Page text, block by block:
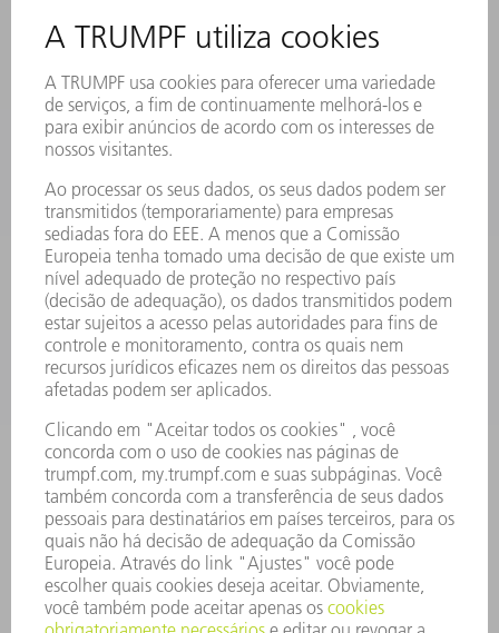
ASSINATURA DA NEWSLETTER
FICHAS DE DADOS DE SEGURANÇA
MÁQUINAS & SISTEMAS
LASER
ELETRÔNICA DE POTÊNCIA
FERRAMENTAS ELÉTRICAS
SMART FACTORY
SOFTWARE
SERVIÇOS
APLICAÇÕES
SETORES
EMPRESA
CARREIRA
OFERTAS DE EMPREGO
PERFIL DA EMPRESA
CONSELHO DE ADMINISTRAÇÃO
RELATÓRIO FINANCEIRO ANUAL
PRINCÍPIOS EMPRESARIAIS
COMPLIANCE
SISTEMA DE DENÚNCIAS
SEGURANÇA
COMUNICADOS À IMPRENSA
REVISTAS
SUSTENTABILIDADE
MEIO AMBIENTE E CLIMA
SOCIAL E CORPORATIVO
ADMINISTRAÇÃO EMPRESARIAL